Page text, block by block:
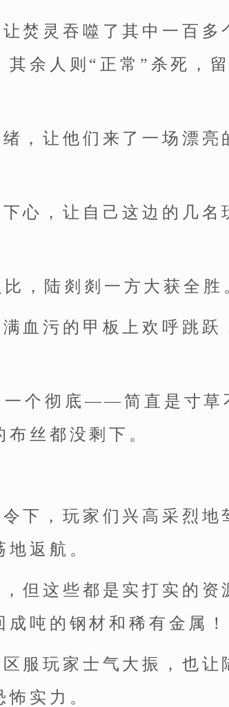
焚灵吞噬了其中一百多
余人则“正常”杀死，
，让他们来了一场漂亮
心，让自己这边的几名
，陆剡剡一方大获全胜
血污的甲板上欢呼跳跃
一个彻底——简直是寸草
丝都没剩下。
下，玩家们兴高采烈地
返航。
但这些都是实打实的资
吨的钢材和稀有金属！
服玩家士气大振，也让
实力。